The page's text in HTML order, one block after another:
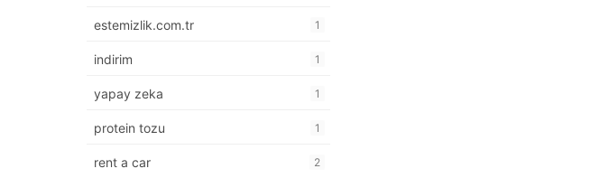
estemizlik.com.tr 1
indirim 1
yapay zeka 1
protein tozu 1
rent a car 2